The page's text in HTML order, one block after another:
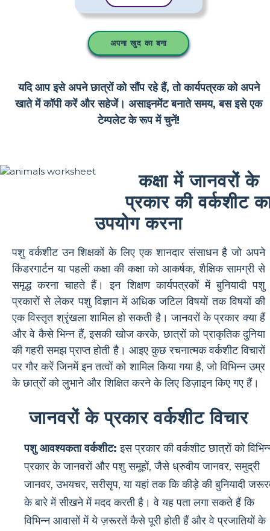
अपना खुद का बना
यदि आप इसे अपने छात्रों को सौंप रहे हैं, तो कार्यपत्रक को अपने
खाते में कॉपी करें और सहेजें। असाइनमेंट बनाते समय, बस इसे एक
टेम्पलेट के रूप में चुनें!
कक्षा में जानवरों के
प्रकार की वर्कशीट
उपयोग करना
पशु वर्कशीट उन शिक्षकों के लिए एक शानदार संसाधन है जो अपने
किंडरगार्टन या पहली कक्षा की कक्षा को आकर्षक, शैक्षिक सामग्री से
समृद्ध करना चाहते हैं। इन शिक्षण कार्यपत्रकों में बुनियादी पशु
प्रकारों से लेकर पशु विज्ञान में अधिक जटिल विषयों तक विषयों की
एक विस्तृत श्रृंखला शामिल हो सकती है। जानवरों के प्रकार क्या हैं
और वे कैसे भिन्न हैं, इसकी खोज करके, छात्रों को प्राकृतिक दुनिया
की गहरी समझ प्राप्त होती है। आइए कुछ रचनात्मक वर्कशीट विचारों
पर गौर करें जिनमें इन तत्वों को शामिल किया गया है, जो विभिन्न उम्र
के छात्रों को लुभाने और शिक्षित करने के लिए डिज़ाइन किए गए हैं।
जानवरों के प्रकार वर्कशीट विचार
पशु आवश्यकता वर्कशीट: इस प्रकार की वर्कशीट छात्रों को
प्रकार के जानवरों और पशु समूहों, जैसे ध्रुवीय जानवर, समुद्री
जानवर, उभयचर, सरीसृप, या यहां तक ​​कि कीड़े की बुनियादी
के बारे में सीखने में मदद करती है। वे यह पता लगा सकते हैं कि
विभिन्न आवासों में ये ज़रूरतें कैसे पूरी होती हैं और वे प्रजातियों के